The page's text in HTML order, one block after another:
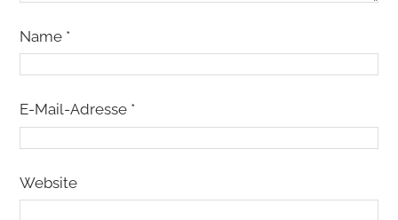
Name *
E-Mail-Adresse *
Website